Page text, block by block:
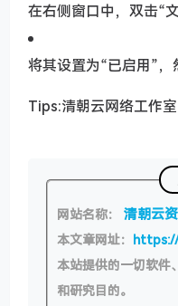
在右侧窗口中，双击“
将其设置为“已启用”，
Tips:清朝云网络工作室
网站名称： 清朝云
本文章网址：
本站提供的一切软件
和研究目的。